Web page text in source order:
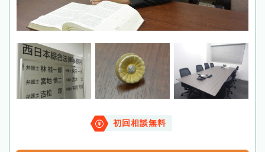
初回相談無料